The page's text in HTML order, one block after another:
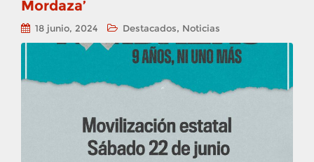
Mordaza’
18 junio, 2024 Destacados, Noticias